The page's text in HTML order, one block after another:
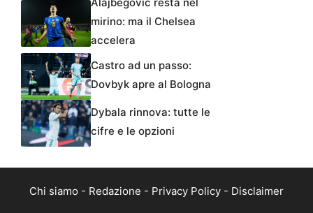
Alajbegovic resta nel
mirino: ma il Chelsea
accelera
Castro ad un passo:
Dovbyk apre al Bologna
Dybala rinnova: tutte le
cifre e le opzioni
Chi siamo - Redazione - Privacy Policy - Disclaimer